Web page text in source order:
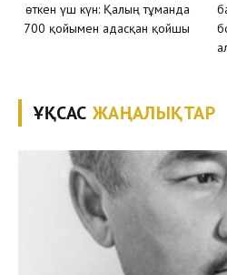
өткен үш күн: Қалың тұманда
700 қойымен адасқан қойшы
ҰҚСАС ЖАҢАЛЫҚТАР